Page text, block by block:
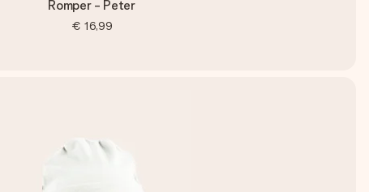
Romper - Peter
€ 16,99